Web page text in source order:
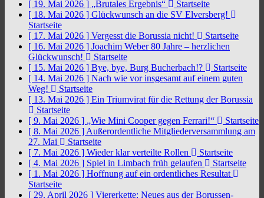
[ 19. Mai 2026 ] „Brutales Ergebnis“
Startseite
[ 18. Mai 2026 ] Glückwunsch an die SV Elversberg!
Startseite
[ 17. Mai 2026 ] Vergesst die Borussia nicht!
Startseite
[ 16. Mai 2026 ] Joachim Weber 80 Jahre – herzlichen
Glückwunsch!
Startseite
[ 15. Mai 2026 ] Bye, bye, Burg Bucherbach!?
Startseite
[ 14. Mai 2026 ] Nach wie vor insgesamt auf einem guten
Weg!
Startseite
[ 13. Mai 2026 ] Ein Triumvirat für die Rettung der Borussia
Startseite
[ 9. Mai 2026 ] „Wie Mini Cooper gegen Ferrari!“
Startseite
[ 8. Mai 2026 ] Außerordentliche Mitgliederversammlung am
27. Mai
Startseite
[ 7. Mai 2026 ] Wieder klar verteilte Rollen
Startseite
[ 4. Mai 2026 ] Spiel in Limbach früh gelaufen
Startseite
[ 1. Mai 2026 ] Hoffnung auf ein ordentliches Resultat
Startseite
[ 29. April 2026 ] Viererkette: Neues aus der Borussen-